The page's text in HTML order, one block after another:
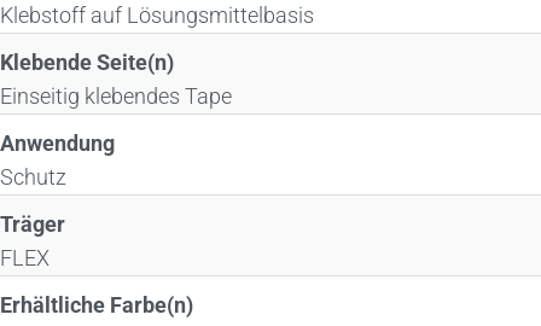
Klebstoff auf Lösungsmittelbasis
Klebende Seite(n)
Einseitig klebendes Tape
Anwendung
Schutz
Träger
FLEX
Erhältliche Farbe(n)